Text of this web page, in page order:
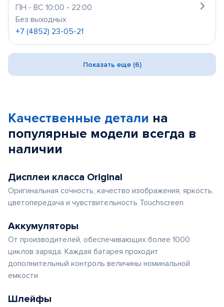
ПН - ВС 10:00 - 22:00
Без выходных
+7 (4852) 23-05-21
Показать еще (6)
Качественные детали на
популярные модели всегда в
наличии
Дисплеи класса Original
Оригинальная сочность, качество изображения, яркость,
цветопередача и чувствительность Touchscreen
Аккумуляторы
От производителей, обеспечивающих более 1000
циклов заряда. Каждая батарея проходит
дополнительный контроль величины номинальной
емкости
Шлейфы